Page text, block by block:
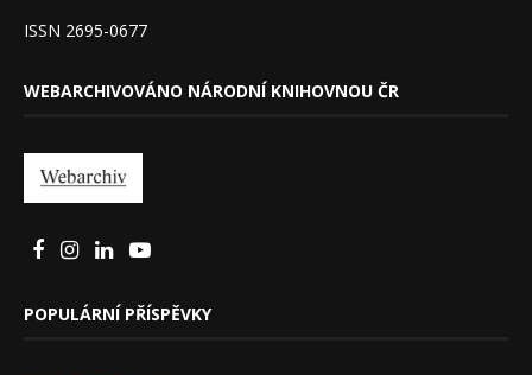
ISSN 2695-0677
WEBARCHIVOVÁNO NÁRODNÍ KNIHOVNOU ČR
POPULÁRNÍ PŘÍSPĚVKY